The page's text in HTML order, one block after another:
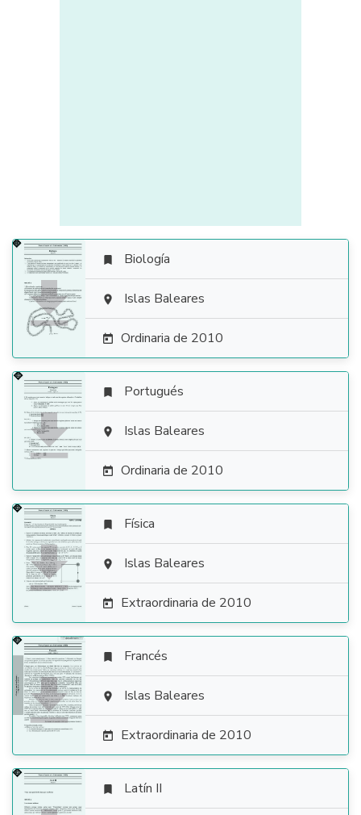

 Biología
 Islas Baleares
 Ordinaria de 2010

 Portugués
 Islas Baleares
 Ordinaria de 2010

 Física
 Islas Baleares
 Extraordinaria de 2010

 Francés
 Islas Baleares
 Extraordinaria de 2010
 Latín II